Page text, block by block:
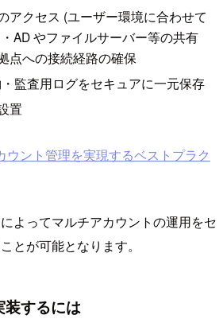
アクセス (ユーザー環境に合わせて
AD やファイルサーバー等の共有
点への接続経路の確保
監査用ログをセキュアに一元保存
置
ウント管理を実現するベストプラク
よってマルチアカウントの運用をセ
とが可能となります。
するには